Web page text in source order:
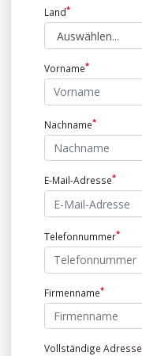
Land
Vorname
Nachname
E-Mail-Adresse
Telefonnummer
Firmenname
Vollständige Adresse